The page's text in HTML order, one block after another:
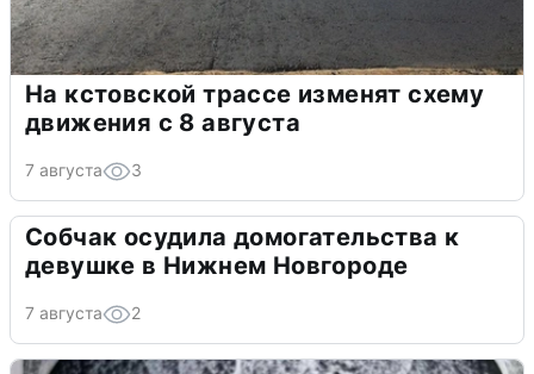
На кстовской трассе изменят схему
движения с 8 августа
7 августа 3
Собчак осудила домогательства к
девушке в Нижнем Новгороде
7 августа 2